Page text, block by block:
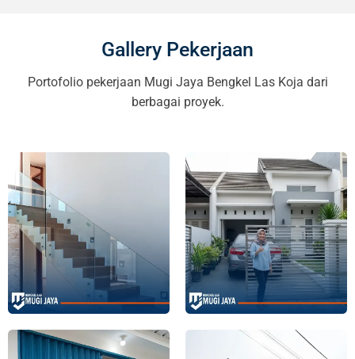
Gallery Pekerjaan
Portofolio pekerjaan Mugi Jaya Bengkel Las Koja dari
berbagai proyek.